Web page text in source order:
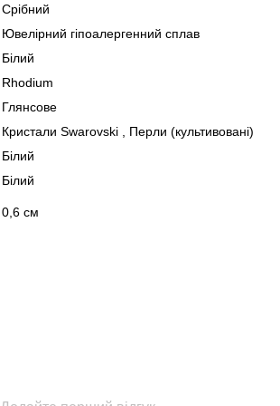
Срібний
Ювелірний гіпоалергенний сплав
Білий
Rhodium
Глянсове
Кристали Swarovski , Перли (культивовані)
Білий
Білий
0,6 см